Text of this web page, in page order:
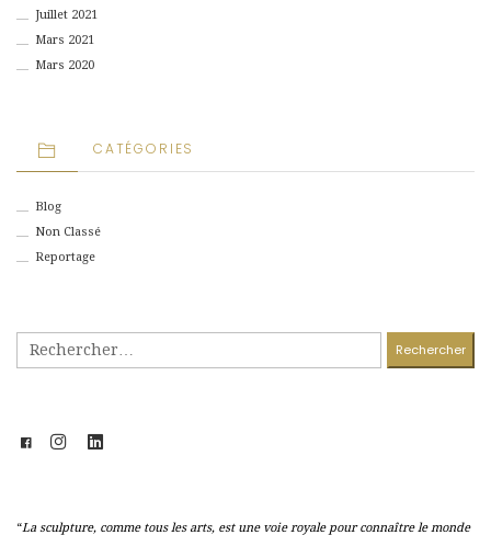
Juillet 2021
Mars 2021
Mars 2020
CATÉGORIES
Blog
Non Classé
Reportage
“La sculpture, comme tous les arts, est une voie royale pour connaître le monde